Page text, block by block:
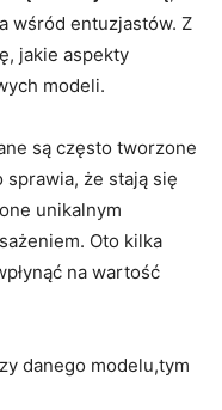
wśród entuzjastów. Z
jakie aspekty
modeli.
są często tworzone
sprawia, że stają się
unikalnym
Oto kilka
na wartość
danego modelu,tym